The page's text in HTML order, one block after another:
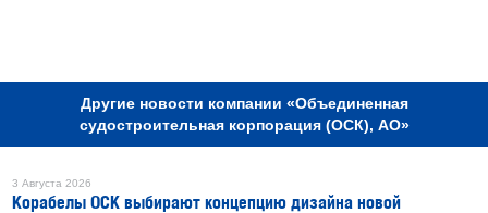
Другие новости компании «Объединенная
судостроительная корпорация (ОСК), АО»
3 Августа 2026
Корабелы ОСК выбирают концепцию дизайна новой